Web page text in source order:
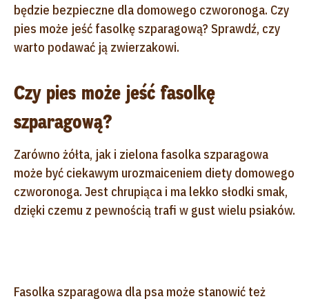
będzie bezpieczne dla domowego czworonoga. Czy
pies może jeść fasolkę szparagową? Sprawdź, czy
warto podawać ją zwierzakowi.
Czy pies może jeść fasolkę
szparagową?
Zarówno żółta, jak i zielona fasolka szparagowa
może być ciekawym urozmaiceniem diety domowego
czworonoga. Jest chrupiąca i ma lekko słodki smak,
dzięki czemu z pewnością trafi w gust wielu psiaków.
Fasolka szparagowa dla psa może stanowić też